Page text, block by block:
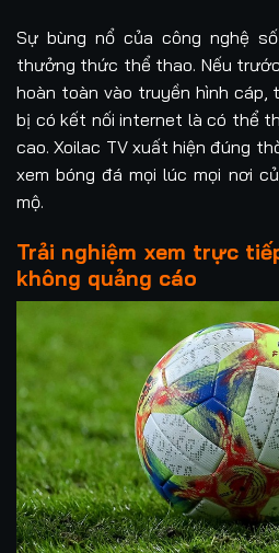
Sự bùng nổ của công nghệ
thưởng thức thể thao. Nếu
hoàn toàn vào truyền hình
bị có kết nối internet là có thể
cao. Xoilac TV xuất hiện đúng
xem bóng đá mọi lúc mọi nơi
mộ.
Trải nghiệm xem trực
không quảng cáo